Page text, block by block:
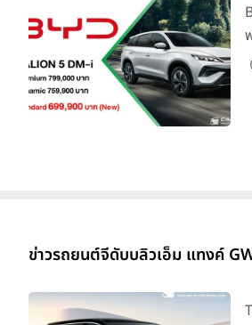
ข่าวรถยนต์จีดับบลิวเอ็ม แทงค์